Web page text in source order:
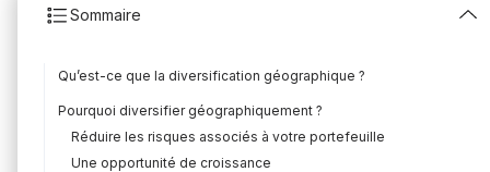
Sommaire
Qu’est-ce que la diversification géographique ?
Pourquoi diversifier géographiquement ?
Réduire les risques associés à votre portefeuille
Une opportunité de croissance
Géographique
Rédigé par Mounir Laggoune Édité par